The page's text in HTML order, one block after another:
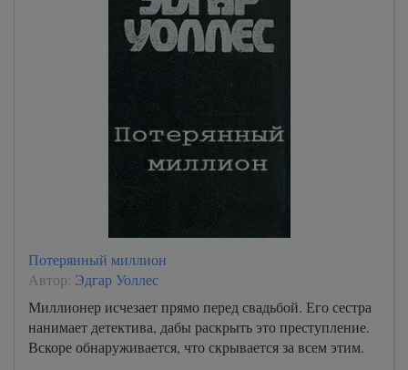
Потерянный миллион
Автор: Эдгар Уоллес
Миллионер исчезает прямо перед свадьбой. Его сестра
нанимает детектива, дабы раскрыть это преступление.
Вскоре обнаруживается, что скрывается за всем этим.